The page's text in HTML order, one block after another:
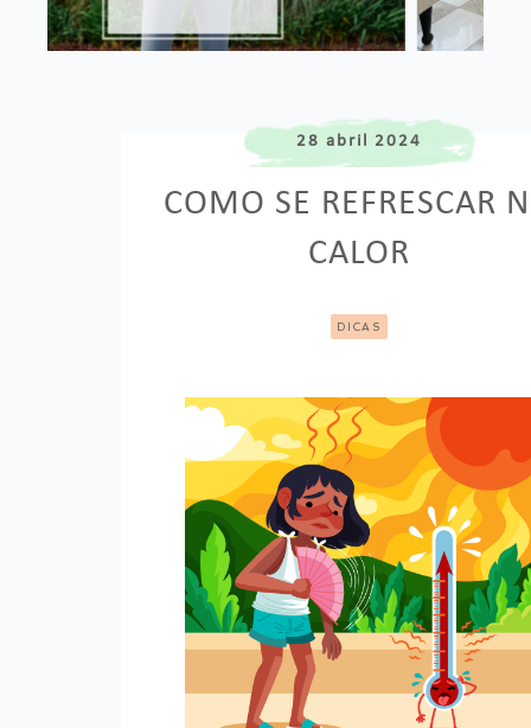
28 abril 2024
COMO SE REFRESCAR
CALOR
DICAS